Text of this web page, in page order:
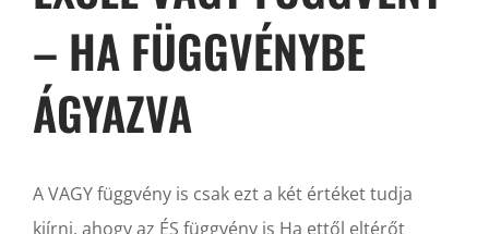
– HA FÜGGVÉNYBE
ÁGYAZVA
A VAGY függvény is csak ezt a két értéket tudja
kiírni, ahogy az ÉS függvény is Ha ettől eltérőt